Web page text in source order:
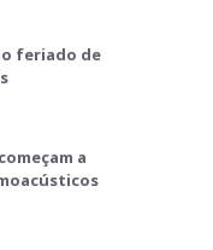
feriado de
a